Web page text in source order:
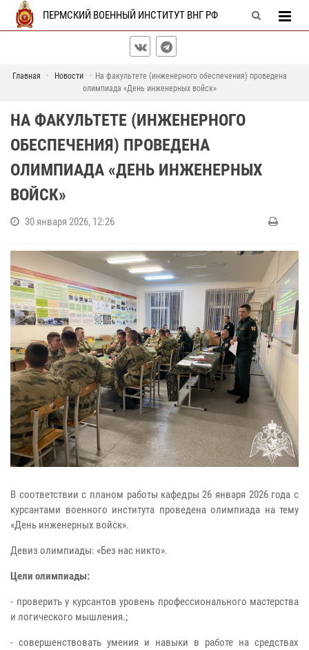
ПЕРМСКИЙ ВОЕННЫЙ ИНСТИТУТ ВНГ РФ
Главная Новости
На факультете (инженерного обеспечения) проведена
олимпиада «День инженерных войск»
НА ФАКУЛЬТЕТЕ (ИНЖЕНЕРНОГО
ОБЕСПЕЧЕНИЯ) ПРОВЕДЕНА
ОЛИМПИАДА «ДЕНЬ ИНЖЕНЕРНЫХ
ВОЙСК»
30 января 2026, 12:26
В соответствии с планом работы кафедры 26 января 2026 года с
курсантами военного института проведена олимпиада на тему
«День инженерных войск».
Девиз олимпиады: «Без нас никто».
Цели олимпиады:
- проверить у курсантов уровень профессионального мастерства
и логического мышления.;
- совершенствовать умения и навыки в работе на средствах